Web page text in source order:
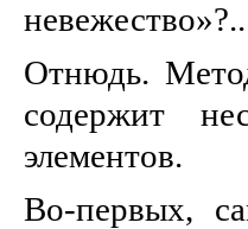
невежество»?..
Отнюдь.
содержит
элементов.
Во-первых,